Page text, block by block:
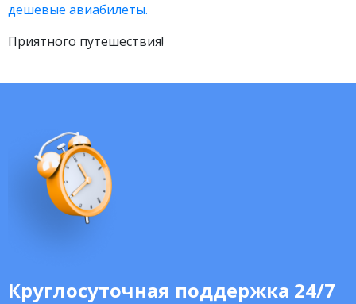
дешевые авиабилеты.
Приятного путешествия!
Круглосуточная поддержка 24/7